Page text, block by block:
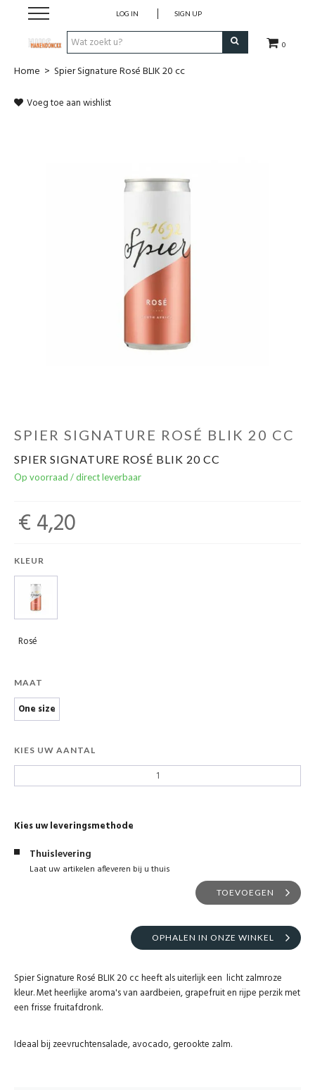
0
LOG IN SIGN UP
Wijnen
Geels Witteke De Maan's Jenever
Home > Spier Signature Rosé BLIK 20 cc
Voeg toe aan wishlist
SPIER SIGNATURE ROSÉ BLIK 20 CC
SPIER SIGNATURE ROSÉ BLIK 20 CC
Op voorraad / direct leverbaar
€ 4,20
KLEUR
Rosé
MAAT
One size
KIES UW AANTAL
Kies uw leveringsmethode
Thuislevering
Laat uw artikelen afleveren bij u thuis
TOEVOEGEN
OPHALEN IN ONZE WINKEL
Spier Signature Rosé BLIK 20 cc heeft als uiterlijk een licht zalmroze
kleur. Met heerlijke aroma's van aardbeien, grapefruit en rijpe perzik met
een frisse fruitafdronk.
Ideaal bij zeevruchtensalade, avocado, gerookte zalm.